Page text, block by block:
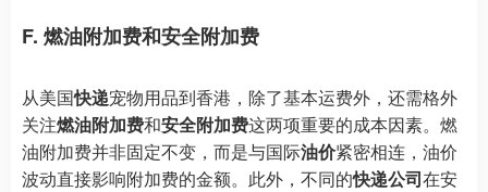
F. 燃油附加费和安全附加费
从美国快递宠物用品到香港，除了基本运费外，还需格外
关注燃油附加费和安全附加费这两项重要的成本因素。燃
油附加费并非固定不变，而是与国际油价紧密相连，油价
波动直接影响附加费的金额。此外，不同的快递公司在安